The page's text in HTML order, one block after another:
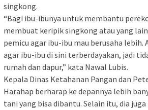
singkong.
“Bagi ibu-ibunya untuk membantu
membuat keripik singkong atau yang
pemicu agar ibu-ibu mau berusaha
agar ibu-ibu di sini terberdayakan, jadi
rumah dan dapur,” kata Nawal Lubis.
Kepala Dinas Ketahanan Pangan dan
Harahap berharap ke depannya lebih
tani yang bisa dibantu. Selain itu, dia